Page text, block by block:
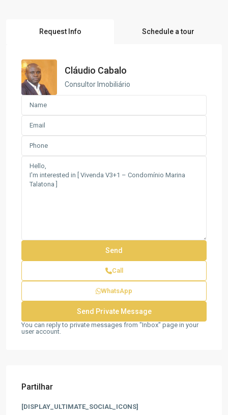
Request Info Schedule a tour
Cláudio Cabalo
Consultor Imobiliário
Call
WhatsApp
You can reply to private messages from "Inbox" page in your
user account.
Partilhar
[DISPLAY_ULTIMATE_SOCIAL_ICONS]